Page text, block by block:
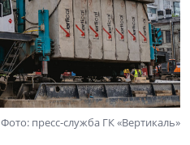
Фото: пресс-служба ГК «Вертикаль»